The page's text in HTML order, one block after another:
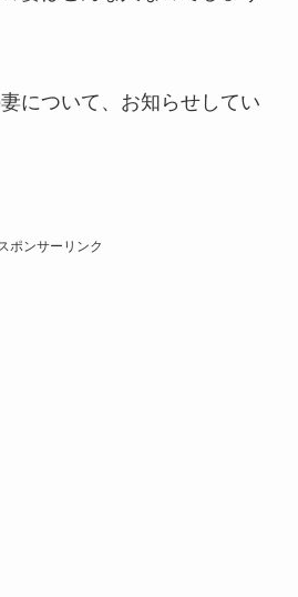
について、お知らせしてい
ポンサーリンク